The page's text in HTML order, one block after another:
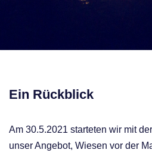
Ein Rückblick
Am 30.5.2021 starteten wir mit
unser Angebot, Wiesen vor der